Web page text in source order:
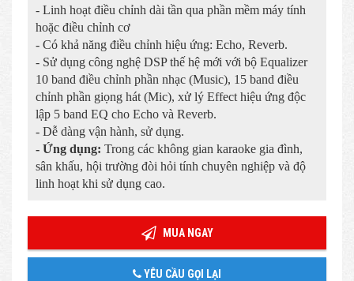
- Linh hoạt điều chỉnh dài tần qua phần mềm máy tính
hoặc điều chỉnh cơ
- Có khả năng điều chỉnh hiệu ứng: Echo, Reverb.
- Sử dụng công nghệ DSP thế hệ mới với bộ Equalizer
10 band điều chỉnh phần nhạc (Music), 15 band điều
chỉnh phần giọng hát (Mic), xử lý Effect hiệu ứng độc
lập 5 band EQ cho Echo và Reverb.
- Dễ dàng vận hành, sử dụng.
- Ứng dụng: Trong các không gian karaoke gia đình,
sân khấu, hội trường đòi hỏi tính chuyên nghiệp và độ
linh hoạt khi sử dụng cao.
MUA NGAY
YÊU CẦU GỌI LẠI